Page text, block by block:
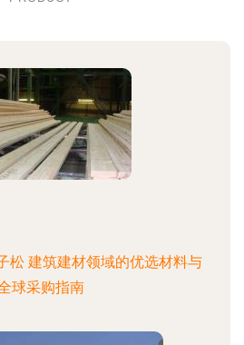
松 建筑建材领域的优选材料与
球采购指南